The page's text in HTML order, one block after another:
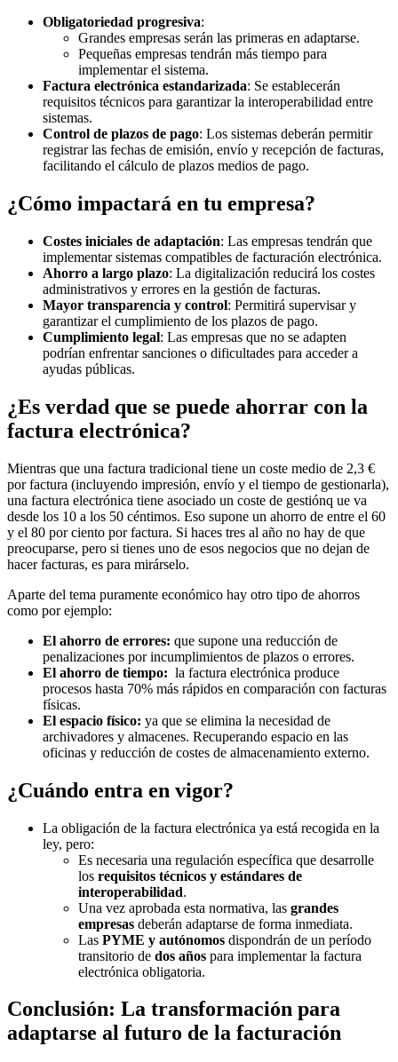
Obligatoriedad progresiva:
Grandes empresas serán las primeras en adaptarse.
Pequeñas empresas tendrán más tiempo para
implementar el sistema.
Factura electrónica estandarizada: Se establecerán
requisitos técnicos para garantizar la interoperabilidad entre
sistemas.
Control de plazos de pago: Los sistemas deberán permitir
registrar las fechas de emisión, envío y recepción de facturas,
facilitando el cálculo de plazos medios de pago.
¿Cómo impactará en tu empresa?
Costes iniciales de adaptación: Las empresas tendrán que
implementar sistemas compatibles de facturación electrónica.
Ahorro a largo plazo: La digitalización reducirá los costes
administrativos y errores en la gestión de facturas.
Mayor transparencia y control: Permitirá supervisar y
garantizar el cumplimiento de los plazos de pago.
Cumplimiento legal: Las empresas que no se adapten
podrían enfrentar sanciones o dificultades para acceder a
ayudas públicas.
¿Es verdad que se puede ahorrar con la
factura electrónica?
Mientras que una factura tradicional tiene un coste medio de 2,3 €
por factura (incluyendo impresión, envío y el tiempo de gestionarla),
una factura electrónica tiene asociado un coste de gestiónq ue va
desde los 10 a los 50 céntimos. Eso supone un ahorro de entre el 60
y el 80 por ciento por factura. Si haces tres al año no hay de que
preocuparse, pero si tienes uno de esos negocios que no dejan de
hacer facturas, es para mirárselo.
Aparte del tema puramente económico hay otro tipo de ahorros
como por ejemplo:
El ahorro de errores: que supone una reducción de
penalizaciones por incumplimientos de plazos o errores.
El ahorro de tiempo: la factura electrónica produce
procesos hasta 70% más rápidos en comparación con facturas
físicas.
El espacio físico: ya que se elimina la necesidad de
archivadores y almacenes. Recuperando espacio en las
oficinas y reducción de costes de almacenamiento externo.
¿Cuándo entra en vigor?
La obligación de la factura electrónica ya está recogida en la
ley, pero:
Es necesaria una regulación específica que desarrolle
los requisitos técnicos y estándares de
interoperabilidad.
Una vez aprobada esta normativa, las grandes
empresas deberán adaptarse de forma inmediata.
Las PYME y autónomos dispondrán de un período
transitorio de dos años para implementar la factura
electrónica obligatoria.
Conclusión: La transformación para
adaptarse al futuro de la facturación